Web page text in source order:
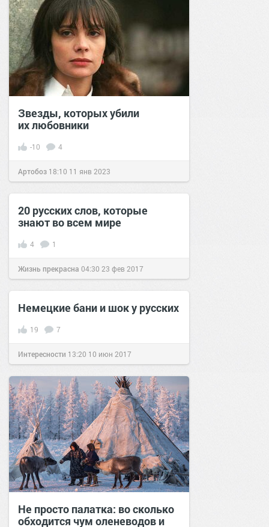
Звезды, которых убили
их любовники
-10 4
Артобоз 18:10 11 янв 2023
20 русских слов, которые
знают во всем мире
4 1
Жизнь прекрасна 04:30 23 фев 2017
Немецкие бани и шок у русских
19 7
Интересности 13:20 10 июн 2017
Не просто палатка: во сколько
обходится чум оленеводов и